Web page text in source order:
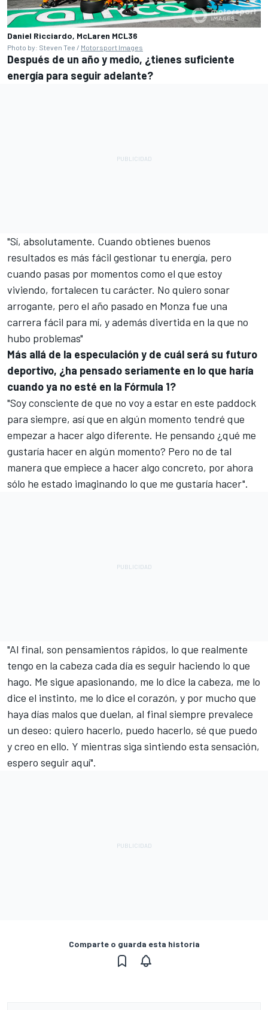
Daniel Ricciardo, McLaren MCL36
Photo by: Steven Tee / Motorsport Images
Después de un año y medio, ¿tienes suficiente
energía para seguir adelante?
"Sí, absolutamente. Cuando obtienes buenos
resultados es más fácil gestionar tu energía, pero
cuando pasas por momentos como el que estoy
viviendo, fortalecen tu carácter. No quiero sonar
arrogante, pero el año pasado en Monza fue una
carrera fácil para mí, y además divertida en la que no
hubo problemas"
Más allá de la especulación y de cuál será su futuro
deportivo, ¿ha pensado seriamente en lo que haría
cuando ya no esté en la Fórmula 1?
"Soy consciente de que no voy a estar en este paddock
para siempre, así que en algún momento tendré que
empezar a hacer algo diferente. He pensando ¿qué me
gustaría hacer en algún momento? Pero no de tal
manera que empiece a hacer algo concreto, por ahora
sólo he estado imaginando lo que me gustaría hacer".
"Al final, son pensamientos rápidos, lo que realmente
tengo en la cabeza cada día es seguir haciendo lo que
hago. Me sigue apasionando, me lo dice la cabeza, me lo
dice el instinto, me lo dice el corazón, y por mucho que
haya días malos que duelan, al final siempre prevalece
un deseo: quiero hacerlo, puedo hacerlo, sé que puedo
y creo en ello. Y mientras siga sintiendo esta sensación,
espero seguir aquí".
Comparte o guarda esta historia